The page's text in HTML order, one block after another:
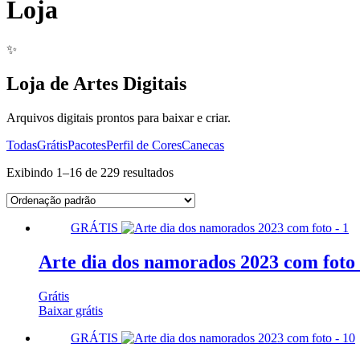
Loja
✨
Loja de Artes Digitais
Arquivos digitais prontos para baixar e criar.
TodasGrátisPacotesPerfil de CoresCanecas
Exibindo 1–16 de 229 resultados
GRÁTIS
Arte dia dos namorados 2023 com foto
Grátis
Baixar grátis
GRÁTIS